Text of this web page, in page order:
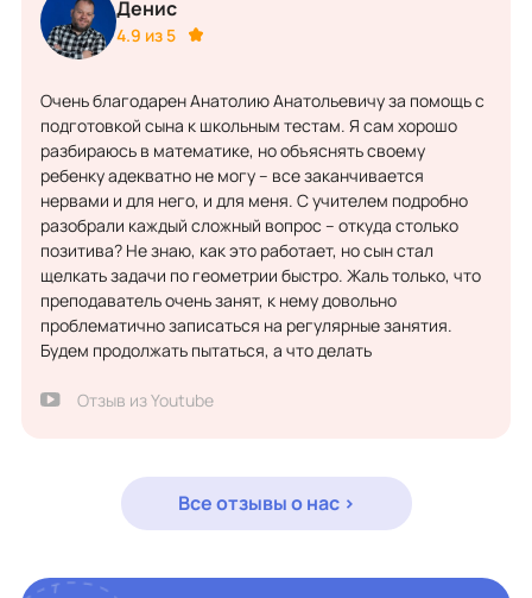
Денис
4.9 из 5
Очень благодарен Анатолию Анатольевичу за помощь с
подготовкой сына к школьным тестам. Я сам хорошо
разбираюсь в математике, но объяснять своему
ребенку адекватно не могу – все заканчивается
нервами и для него, и для меня. С учителем подробно
разобрали каждый сложный вопрос – откуда столько
позитива? Не знаю, как это работает, но сын стал
щелкать задачи по геометрии быстро. Жаль только, что
преподаватель очень занят, к нему довольно
проблематично записаться на регулярные занятия.
Будем продолжать пытаться, а что делать
Отзыв из Youtube
Все отзывы о нас >